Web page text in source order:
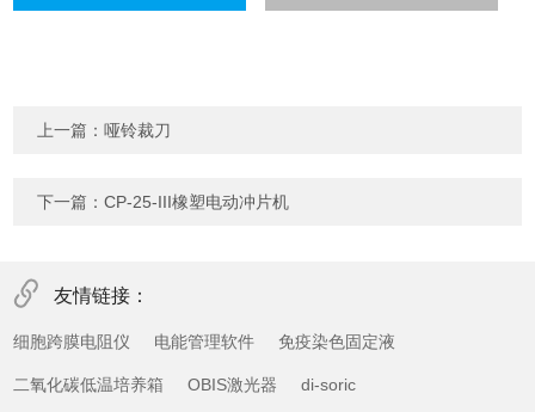
上一篇：哑铃裁刀
下一篇：CP-25-III橡塑电动冲片机
友情链接：
细胞跨膜电阻仪 电能管理软件 免疫染色固定液
二氧化碳低温培养箱 OBIS激光器 di-soric